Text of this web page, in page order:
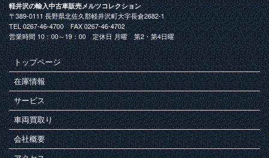
軽井沢の輸入中古車販売メルツコレクション
〒389-0111 長野県北佐久郡軽井沢町大字長倉2682-1
TEL 0267-46-4700 FAX 0267-46-4702
営業時間 10：00～19：00 定休日 月曜 第2・第4日曜
トップページ
在庫情報
サービス
車両買取り
会社概要